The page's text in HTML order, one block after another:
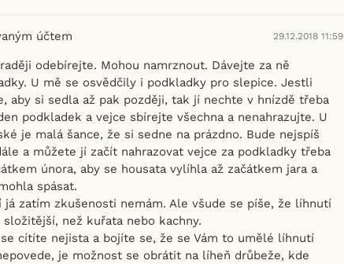
účtem 29.12.2018 11:59
odebírejte. Mohou namrznout. Dávejte za ně
U mě se osvědčily i podkladky pro slepice. Jestli
aby si sedla až pak později, tak jí nechte v hnízdě třeba
podkladek a vejce sbírejte všechna a nenahrazujte. U
je malá šance, že si sedne na prázdno. Bude nejspíš
a můžete jí začít nahrazovat vejce za podkladky třeba
února, aby se housata vylíhla až začátkem jara a
spásat.
já zatím zkušenosti nemám. Ale všude se píše, že líhnutí
složitější, než kuřata nebo kachny.
cítíte nejista a bojíte se, že se Vám to umělé líhnutí
je možnost se obrátit na líheň drůbeže, kde